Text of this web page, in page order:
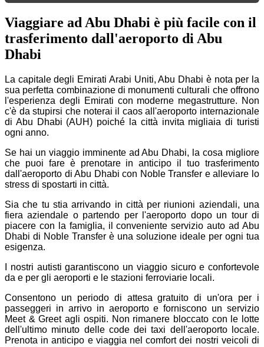
Viaggiare ad Abu Dhabi è più facile con il
trasferimento dall'aeroporto di Abu
Dhabi
La capitale degli Emirati Arabi Uniti, Abu Dhabi è nota per la
sua perfetta combinazione di monumenti culturali che offrono
l'esperienza degli Emirati con moderne megastrutture. Non
c'è da stupirsi che noterai il caos all'aeroporto internazionale
di Abu Dhabi (AUH) poiché la città invita migliaia di turisti
ogni anno.
Se hai un viaggio imminente ad Abu Dhabi, la cosa migliore
che puoi fare è prenotare in anticipo il tuo trasferimento
dall'aeroporto di Abu Dhabi con Noble Transfer e alleviare lo
stress di spostarti in città.
Sia che tu stia arrivando in città per riunioni aziendali, una
fiera aziendale o partendo per l'aeroporto dopo un tour di
piacere con la famiglia, il conveniente servizio auto ad Abu
Dhabi di Noble Transfer è una soluzione ideale per ogni tua
esigenza.
I nostri autisti garantiscono un viaggio sicuro e confortevole
da e per gli aeroporti e le stazioni ferroviarie locali.
Consentono un periodo di attesa gratuito di un'ora per i
passeggeri in arrivo in aeroporto e forniscono un servizio
Meet & Greet agli ospiti. Non rimanere bloccato con le lotte
dell'ultimo minuto delle code dei taxi dell'aeroporto locale.
Prenota in anticipo e viaggia nel comfort dei nostri veicoli di